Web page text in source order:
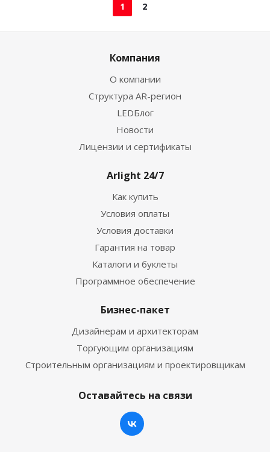
1 2
Компания
О компании
Структура AR-регион
LEDБлог
Новости
Лицензии и сертификаты
Arlight 24/7
Как купить
Условия оплаты
Условия доставки
Гарантия на товар
Каталоги и буклеты
Программное обеспечение
Бизнес-пакет
Дизайнерам и архитекторам
Торгующим организациям
Строительным организациям и проектировщикам
Оставайтесь на связи